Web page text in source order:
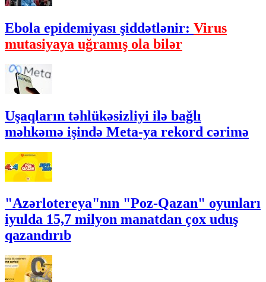
Ebola epidemiyası şiddətlənir: Virus
mutasiyaya uğramış ola bilər
Uşaqların təhlükəsizliyi ilə bağlı
məhkəmə işində Meta-ya rekord cərimə
"Azərlotereya"nın "Poz-Qazan" oyunları
iyulda 15,7 milyon manatdan çox uduş
qazandırıb